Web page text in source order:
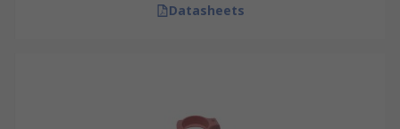
Datasheets